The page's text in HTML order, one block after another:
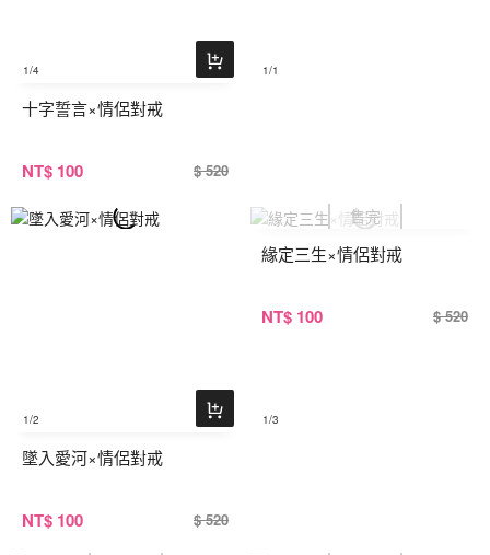
1/4
十字誓言×情侶對戒
NT$ 100 $ 520
1/1
1/2
墜入愛河×情侶對戒
NT$ 100 $ 520
1/3
緣定三生×情侶對戒
NT$ 100 $ 520